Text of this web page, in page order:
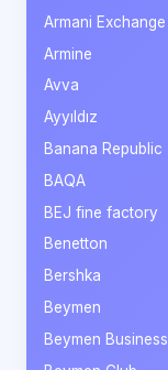
Armani Exchange
Armine
Avva
Ayyıldız
Banana Republic
BAQA
BEJ fine factory
Benetton
Bershka
Beymen
Beymen Business